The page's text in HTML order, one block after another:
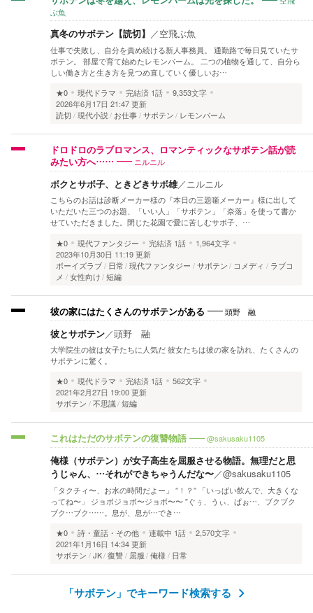
ぶ魚
真冬のサボテン【読切】 ／空飛ぶ魚
仕事で失敗し、自分を責め続ける新人事務員。 通勤路で毎日見ていたサ
ボテン。 部屋で育て始めたレモンバーム。 二つの植物を通して、自分ら
しい働き方と生き方を見つめ直していく優しいお…
★0
現代ドラマ 完結済 1話
9,353文字
2026年6月17日 21:47 更新
読切
現代小説 お仕事 サボテン レモンバーム
ドロドロのラブロマンス、ロマンティックなサボテン話が読
みたい方へ……
ニルニル
ボクとサボ子、ときどきサボ雄／ ニルニル
こちらのお話は診断メーカー様の『本日の三題噺メーカー』様に出して
いただいた三つのお題、「いい人」「サボテン」「奈落」を使って書か
せていただきました。閉じた花園で愛に苦しむサボ子、…
★0
現代ファンタジー 完結済 1話
1,964文字
2023年10月30日 11:19 更新
ボーイズラブ
日常 現代ファンタジー サボテン コメディ
ラブコ
メ
女性向け 短編
彼の家にはたくさんのサボテンがある 頭野 融
彼とサボテン／頭野 融
大学院生の彼は女子たちに人気だ 彼女たちは彼の家を訪れ、たくさんの
サボテンに驚く。
★0
現代ドラマ 完結済 1話
562文字
2021年2月27日 19:00 更新
サボテン
不思議 短編
これはただのサボテンの復讐物語 @sakusaku1105
俺様（サボテン）が女子高生を屈服させる物語。無理だと思
うじゃん、…それができちゃうんだな〜／@sakusaku1105
「タクチィ〜、お水の時間だよー」 ”！？” 「いっぱい飲んで、大きくな
ってね〜」 ジョボジョボ〜ジョボ〜〜 ”ぐぅ、うぃ、ぱぉ…、ブクブク
ブク…ブク……。息が、息が…でき…
★0
詩・童話・その他 連載中 1話
2,570文字
2021年1月16日 14:34 更新
サボテン
JK 復讐 屈服 俺様 日常
「サボテン」でキーワード検索する